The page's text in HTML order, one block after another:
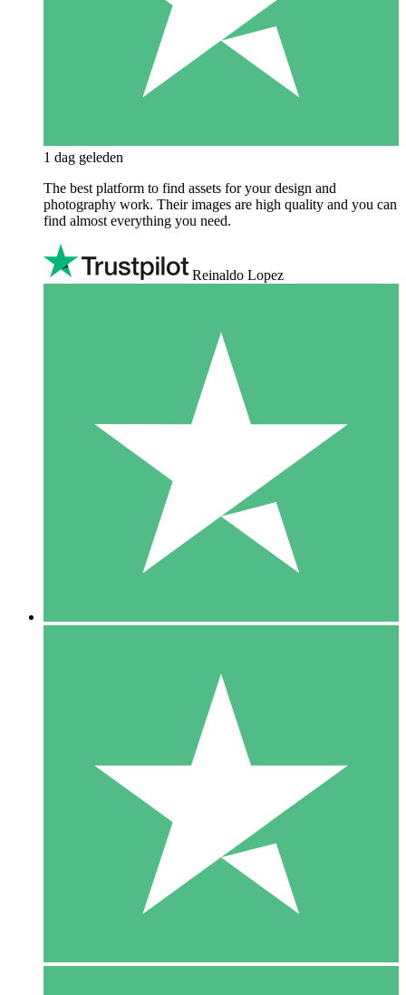
1 dag geleden
The best platform to find assets for your design and
photography work. Their images are high quality and you can
find almost everything you need.
Reinaldo Lopez